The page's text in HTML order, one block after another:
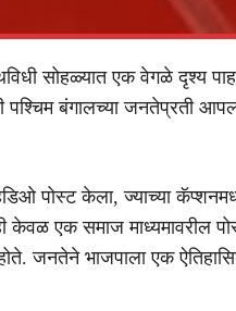
सोहळ्यात एक वेगळे दृश्य
पश्चिम बंगालच्या जनतेप्रती
पोस्ट केला, ज्याच्या
केवळ एक समाज माध्यमावरील
जनतेने भाजपाला एक